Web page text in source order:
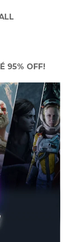
95% OFF!